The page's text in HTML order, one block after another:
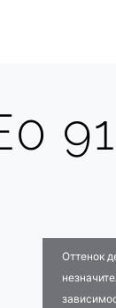
Оттенок